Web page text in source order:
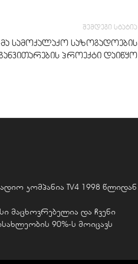
შემდეგი სტატია
მა სამოქალაქო საზოგადოების
პროექტი დაიწყო
კომპანია TV4 1998 წლიდან
მაცხოვრებელია და ჩვენი
90%-ს მოიცავს